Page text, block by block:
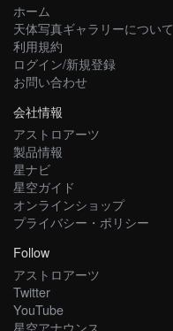
ホーム
天体写真ギャラリーについて
利用規約
ログイン/新規登録
お問い合わせ
会社情報
アストロアーツ
製品情報
星ナビ
星空ガイド
オンラインショップ
プライバシー・ポリシー
Follow
アストロアーツ
Twitter
YouTube
星空アナウンス